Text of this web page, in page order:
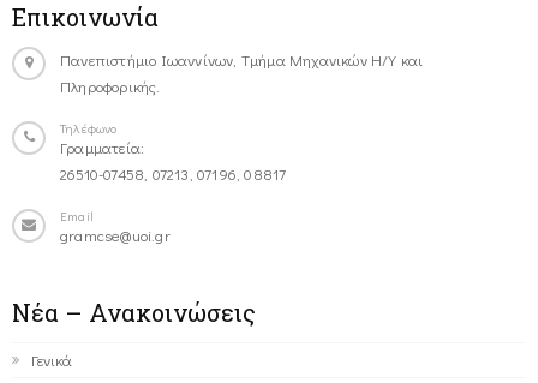
Επικοινωνία
Πανεπιστήμιο Ιωαννίνων, Τμήμα Μηχανικών Η/Υ και
Πληροφορικής.
Τηλέφωνο
Γραμματεία:
26510-07458, 07213, 07196, 08817
Email
gramcse@uoi.gr
Νέα – Ανακοινώσεις
Γενικά